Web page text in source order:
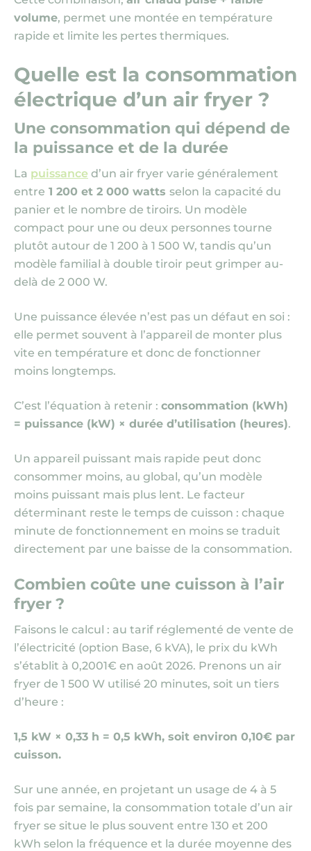
volume, permet une montée en température
rapide et limite les pertes thermiques.
Quelle est la consommation
électrique d’un air fryer ?
Une consommation qui dépend de
la puissance et de la durée
La puissance d’un air fryer varie généralement
entre 1 200 et 2 000 watts selon la capacité du
panier et le nombre de tiroirs. Un modèle
compact pour une ou deux personnes tourne
plutôt autour de 1 200 à 1 500 W, tandis qu’un
modèle familial à double tiroir peut grimper au-
delà de 2 000 W.
Une puissance élevée n’est pas un défaut en soi :
elle permet souvent à l’appareil de monter plus
vite en température et donc de fonctionner
moins longtemps.
C’est l’équation à retenir : consommation (kWh)
= puissance (kW) × durée d’utilisation (heures).
Un appareil puissant mais rapide peut donc
consommer moins, au global, qu’un modèle
moins puissant mais plus lent. Le facteur
déterminant reste le temps de cuisson : chaque
minute de fonctionnement en moins se traduit
directement par une baisse de la consommation.
Combien coûte une cuisson à l’air
fryer ?
Faisons le calcul : au tarif réglementé de vente de
l’électricité (option Base, 6 kVA), le prix du kWh
s’établit à 0,2001€ en août 2026. Prenons un air
fryer de 1 500 W utilisé 20 minutes, soit un tiers
d’heure :
1,5 kW × 0,33 h = 0,5 kWh, soit environ 0,10€ par
cuisson.
Sur une année, en projetant un usage de 4 à 5
fois par semaine, la consommation totale d’un air
fryer se situe le plus souvent entre 130 et 200
kWh selon la fréquence et la durée moyenne des